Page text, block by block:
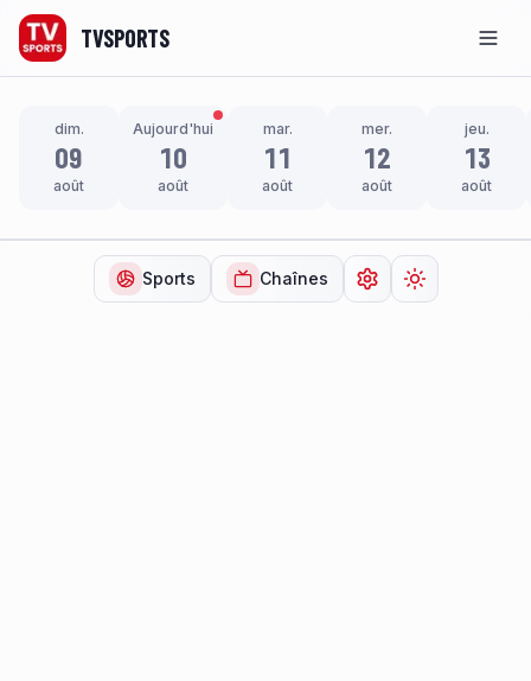
TVSPORTS
dim.
09
août
Aujourd'hui
10
août
mar.
11
août
mer.
12
août
jeu.
13
août
Sports Chaînes Ouvrir lesChanger de